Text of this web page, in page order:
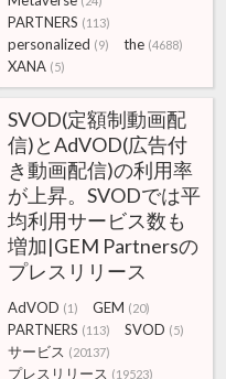
PARTNERS (113)
personalized (9) the (4688)
XANA (5)
SVOD(定額制動画配
信)とAdVOD(広告付
き動画配信)の利用率
が上昇。SVODでは平
均利用サービス数も
増加|GEM Partnersの
プレスリリース
AdVOD (1) GEM (20)
PARTNERS (113) SVOD (5)
サービス (20137)
プレスリリース (19523)